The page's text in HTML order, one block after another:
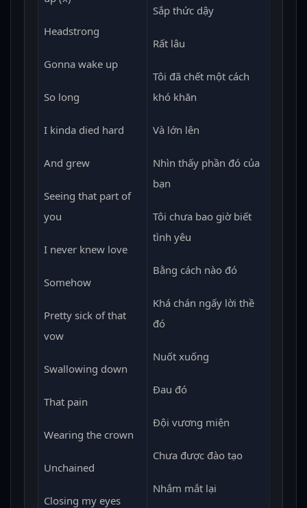
Headstrong
Gonna wake up
So long
I kinda died hard
And grew
Seeing that part of
you
I never knew love
Somehow
Pretty sick of that
vow
Swallowing down
That pain
Wearing the crown
Unchained
Closing my eyes
Sắp thức dậy
Rất lâu
Tôi đã chết một cách
khó khăn
Và lớn lên
Nhìn thấy phần đó của
bạn
Tôi chưa bao giờ biết
tình yêu
Bằng cách nào đó
Khá chán ngấy lời thề
đó
Nuốt xuống
Đau đó
Đội vương miện
Chưa được đào tạo
Nhắm mắt lại